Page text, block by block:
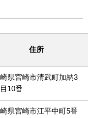
住所
県宮崎市清武町加納3
10番
県宮崎市江平中町5番